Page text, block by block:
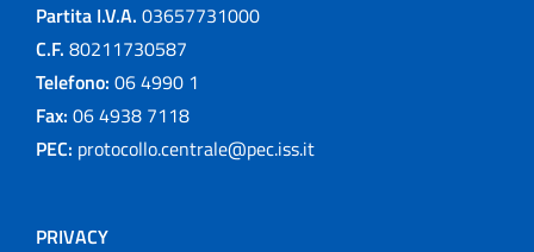
Partita I.V.A. 03657731000
C.F. 80211730587
Telefono: 06 4990 1
Fax: 06 4938 7118
PEC: protocollo.centrale@pec.iss.it
PRIVACY